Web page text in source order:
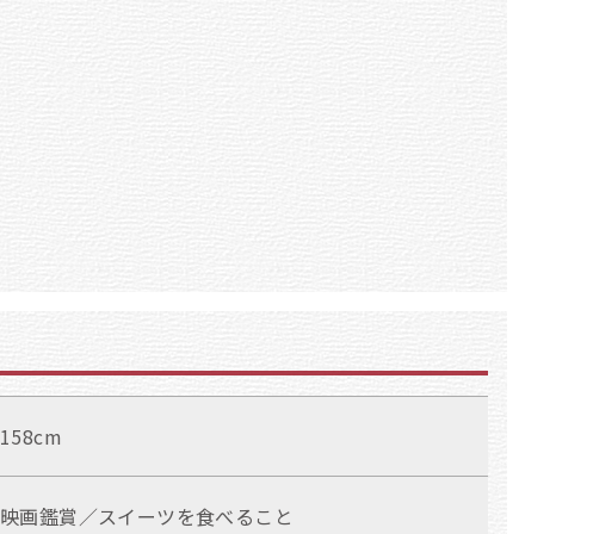
158cm
映画鑑賞／スイーツを食べること